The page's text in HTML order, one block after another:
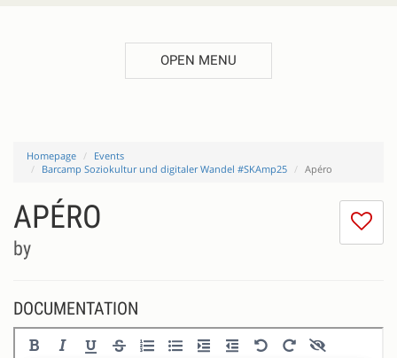
OPEN MENU
Homepage
Events
Barcamp Soziokultur und digitaler Wandel #SKAmp25
Apéro
I
APÉRO
by
DOCUMENTATION